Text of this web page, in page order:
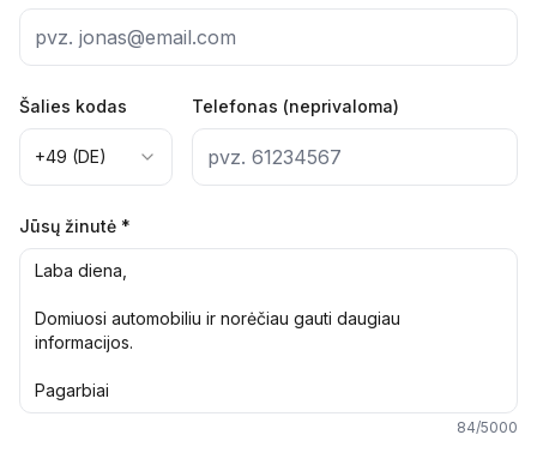
Šalies kodas
+49 (DE)
Telefonas (neprivaloma)
Jūsų žinutė *
84/5000